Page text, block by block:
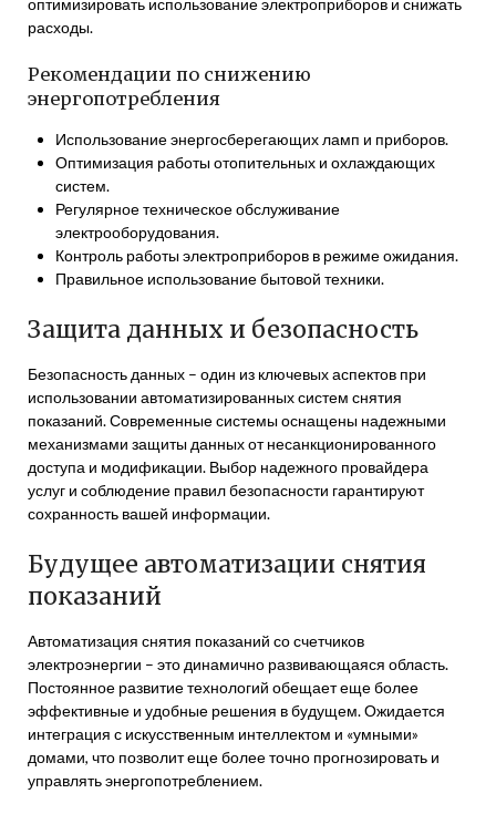
расходы.
Рекомендации по снижению
энергопотребления
Использование энергосберегающих ламп и приборов.
Оптимизация работы отопительных и охлаждающих
систем.
Регулярное техническое обслуживание
электрооборудования.
Контроль работы электроприборов в режиме ожидания.
Правильное использование бытовой техники.
Защита данных и безопасность
Безопасность данных – один из ключевых аспектов при
использовании автоматизированных систем снятия
показаний. Современные системы оснащены надежными
механизмами защиты данных от несанкционированного
доступа и модификации. Выбор надежного провайдера
услуг и соблюдение правил безопасности гарантируют
сохранность вашей информации.
Будущее автоматизации снятия
показаний
Автоматизация снятия показаний со счетчиков
электроэнергии – это динамично развивающаяся область.
Постоянное развитие технологий обещает еще более
эффективные и удобные решения в будущем. Ожидается
интеграция с искусственным интеллектом и «умными»
домами, что позволит еще более точно прогнозировать и
управлять энергопотреблением.